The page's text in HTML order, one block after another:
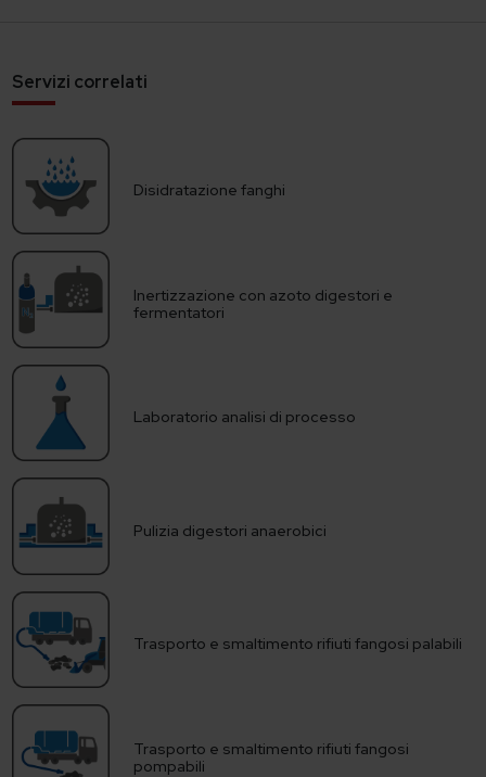
Servizi correlati
Disidratazione fanghi
Inertizzazione con azoto digestori e
fermentatori
Laboratorio analisi di processo
Pulizia digestori anaerobici
Trasporto e smaltimento rifiuti fangosi palabili
Trasporto e smaltimento rifiuti fangosi
pompabili